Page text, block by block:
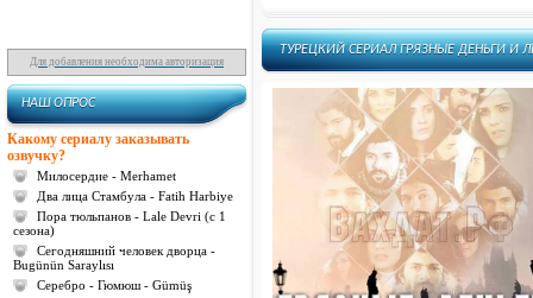
На английском
Американские
На казахском
Бразильские
Испанские
Для добавления необходима авторизация
НАШ ОПРОС
Какому сериалу заказывать
озвучку?
Милосердие - Merhamet
Два лица Стамбула - Fatih Harbiye
Пора тюльпанов - Lale Devri (с 1
сезона)
Сегодняшний человек дворца -
Bugünün Saraylısı
Серебро - Гюмюш - Gümüş
ТУРЕЦКИЙ СЕРИАЛ ГРЯЗНЫЕ ДЕНЬГИ И